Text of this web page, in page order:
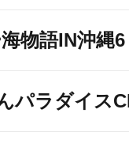
物語IN沖縄6
パラダイス